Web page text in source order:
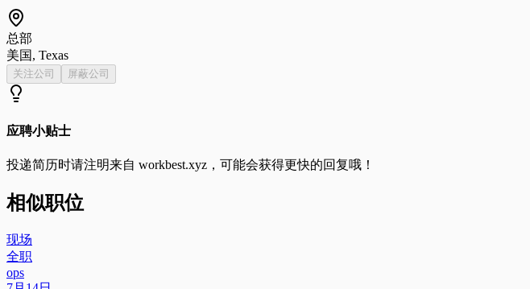
总部
美国, Texas
关注公司 屏蔽公司
应聘小贴士
投递简历时请注明来自 workbest.xyz ，可能会获得更快的回复哦！
相似职位
现场
全职
ops